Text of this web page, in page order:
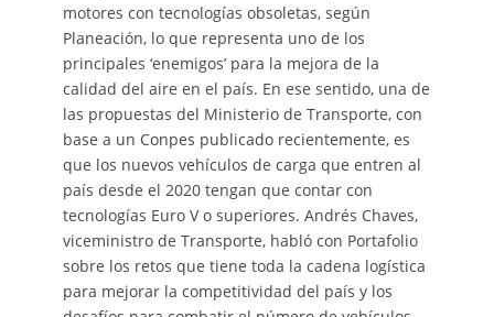
motores con tecnologías obsoletas, según
Planeación, lo que representa uno de los
principales ‘enemigos’ para la mejora de la
calidad del aire en el país. En ese sentido, una de
las propuestas del Ministerio de Transporte, con
base a un Conpes publicado recientemente, es
que los nuevos vehículos de carga que entren al
país desde el 2020 tengan que contar con
tecnologías Euro V o superiores. Andrés Chaves,
viceministro de Transporte, habló con Portafolio
sobre los retos que tiene toda la cadena logística
para mejorar la competitividad del país y los